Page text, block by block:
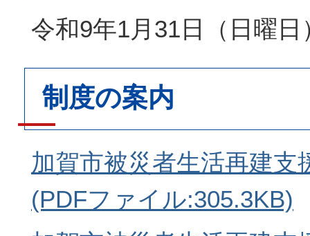
令和9年1月31日（日曜日
制度の案内
加賀市被災者生活再建支
(PDFファイル:305.3KB)